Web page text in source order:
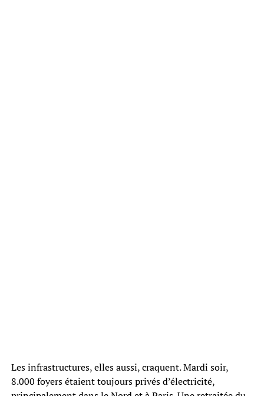
Les infrastructures, elles aussi, craquent. Mardi soir,
8.000 foyers étaient toujours privés d’électricité,